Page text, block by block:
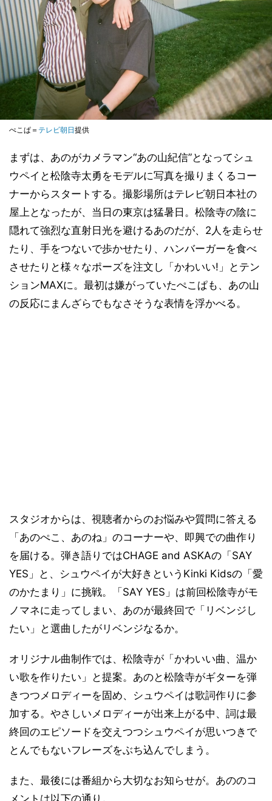
ぺこぱ＝ テレビ朝日提供
まずは、あのがカメラマン“あの山紀信”となってシュ
ウペイと松陰寺太勇をモデルに写真を撮りまくるコー
ナーからスタートする。撮影場所はテレビ朝日本社の
屋上となったが、当日の東京は猛暑日。松陰寺の陰に
隠れて強烈な直射日光を避けるあのだが、2人を走らせ
たり、手をつないで歩かせたり、ハンバーガーを食べ
させたりと様々なポーズを注文し「かわいい!」とテン
ションMAXに。最初は嫌がっていたぺこぱも、あの山
の反応にまんざらでもなさそうな表情を浮かべる。
スタジオからは、視聴者からのお悩みや質問に答える
「あのぺこ、あのね」のコーナーや、即興での曲作り
を届ける。弾き語りではCHAGE and ASKAの「SAY
YES」と、シュウペイが大好きというKinki Kidsの「愛
のかたまり」に挑戦。「SAY YES」は前回松陰寺がモ
ノマネに走ってしまい、あのが最終回で「リベンジし
たい」と選曲したがリベンジなるか。
オリジナル曲制作では、松陰寺が「かわいい曲、温か
い歌を作りたい」と提案。あのと松陰寺がギターを弾
きつつメロディーを固め、シュウペイは歌詞作りに参
加する。やさしいメロディーが出来上がる中、詞は最
終回のエピソードを交えつつシュウペイが思いつきで
とんでもないフレーズをぶち込んでしまう。
また、最後には番組から大切なお知らせが。あののコ
メントは以下の通り。